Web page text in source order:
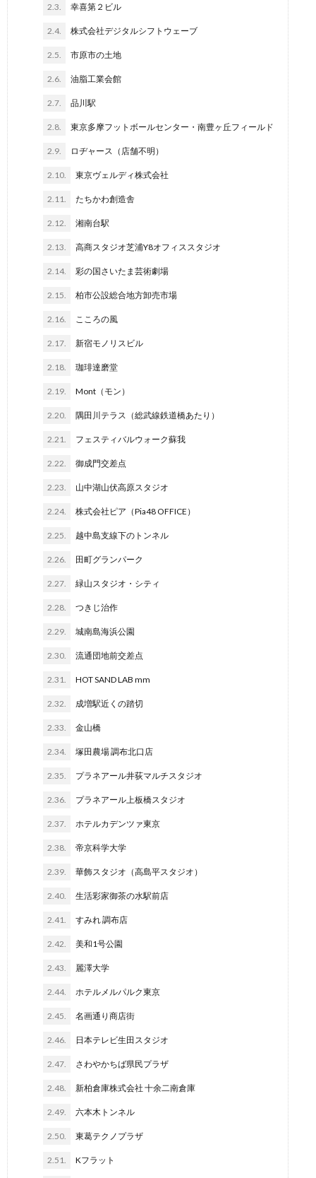
2.3. 幸喜第２ビル
2.4. 株式会社デジタルシフトウェーブ
2.5. 市原市の土地
2.6. 油脂工業会館
2.7. 品川駅
2.8. 東京多摩フットボールセンター・南豊ヶ丘フィールド
2.9. ロヂャース（店舗不明）
2.10. 東京ヴェルディ株式会社
2.11. たちかわ創造舎
2.12. 湘南台駅
2.13. 高商スタジオ芝浦Y8オフィススタジオ
2.14. 彩の国さいたま芸術劇場
2.15. 柏市公設総合地方卸売市場
2.16. こころの風
2.17. 新宿モノリスビル
2.18. 珈琲達磨堂
2.19. Mont（モン）
2.20. 隅田川テラス（総武線鉄道橋あたり）
2.21. フェスティバルウォーク蘇我
2.22. 御成門交差点
2.23. 山中湖山伏高原スタジオ
2.24. 株式会社ピア（Pia48 OFFICE）
2.25. 越中島支線下のトンネル
2.26. 田町グランパーク
2.27. 緑山スタジオ・シティ
2.28. つきじ治作
2.29. 城南島海浜公園
2.30. 流通団地前交差点
2.31. HOT SAND LAB mm
2.32. 成増駅近くの踏切
2.33. 金山橋
2.34. 塚田農場 調布北口店
2.35. プラネアール井荻マルチスタジオ
2.36. プラネアール上板橋スタジオ
2.37. ホテルカデンツァ東京
2.38. 帝京科学大学
2.39. 華飾スタジオ（高島平スタジオ）
2.40. 生活彩家御茶の水駅前店
2.41. すみれ 調布店
2.42. 美和1号公園
2.43. 麗澤大学
2.44. ホテルメルパルク東京
2.45. 名画通り商店街
2.46. 日本テレビ生田スタジオ
2.47. さわやかちば県民プラザ
2.48. 新柏倉庫株式会社 十余二南倉庫
2.49. 六本木トンネル
2.50. 東葛テクノプラザ
2.51. Kフラット